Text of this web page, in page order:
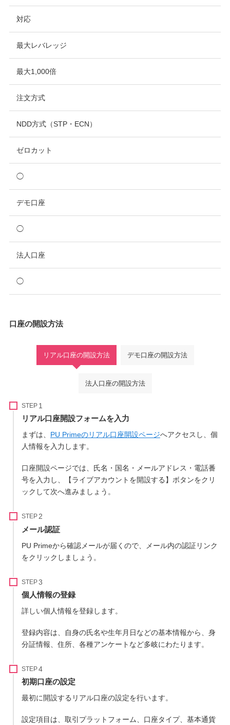
対応
最大レバレッジ
最大1,000倍
注文方式
NDD方式（STP・ECN）
ゼロカット
◯
デモ口座
◯
法人口座
◯
口座の開設方法
リアル口座の開設方法 デモ口座の開設方法
法人口座の開設方法
STEP
リアル口座開設フォームを入力
まずは、 PU Primeのリアル口座開設ページへアクセスし、個
人情報を入力します。
口座開設ページでは、氏名・国名・メールアドレス・電話番
号を入力し、【ライブアカウントを開設する】ボタンをクリ
ックして次へ進みましょう。
STEP
メール認証
PU Primeから確認メールが届くので、メール内の認証リンク
をクリックしましょう。
STEP
個人情報の登録
詳しい個人情報を登録します。
登録内容は、自身の氏名や生年月日などの基本情報から、身
分証情報、住所、各種アンケートなど多岐にわたります。
STEP
初期口座の設定
最初に開設するリアル口座の設定を行います。
設定項目は、取引プラットフォーム、口座タイプ、基本通貨